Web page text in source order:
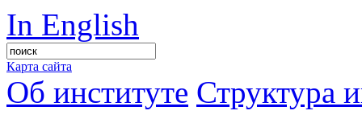
In English
Карта сайта
Об институте Структура